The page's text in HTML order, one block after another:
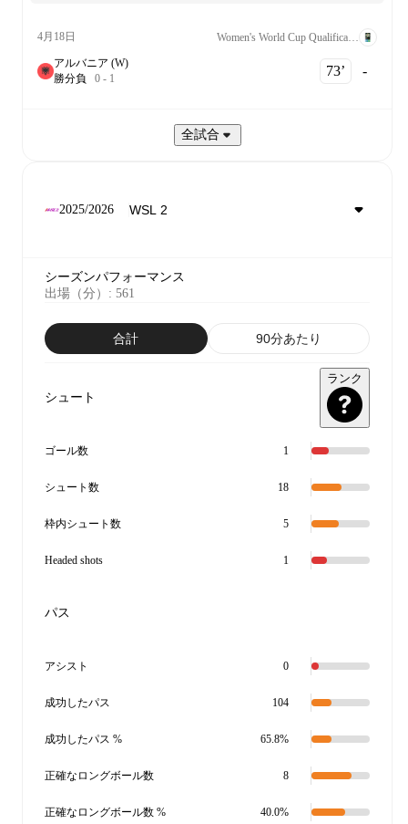
4月18日
アルバニア (W)
勝分負 0 - 1 73‎’‎ -
全試合
2025/2026
シーズンパフォーマンス
出場（分） : 561
合計 90分あたり
シュート
ランク
ゴール数 1
シュート数 18
枠内シュート数 5
Headed shots 1
パス
アシスト 0
成功したパス 104
成功したパス % 65.8%
正確なロングボール数 8
正確なロングボール数 % 40.0%